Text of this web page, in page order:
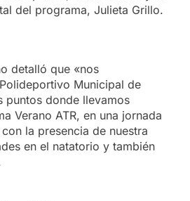
del programa, Julieta Grillo.
detalló que «nos
Municipal de
puntos donde llevamos
Verano ATR, en una jornada
la presencia de nuestra
en el natatorio y también